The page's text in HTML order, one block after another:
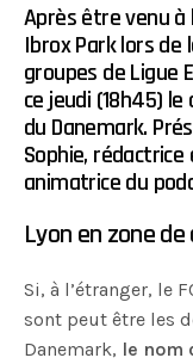
Après être venu à
Ibrox Park lors de
groupes de Ligue
ce jeudi (18h45)
du Danemark.
Sophie,
animatrice du
Lyon en zone de
Si, à l’étranger, le
sont peut être les
Danemark, le nom